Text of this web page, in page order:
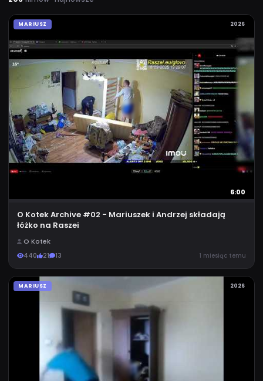
6:00
MARIUSZ 2026
O Kotek Archive #02 - Mariuszek i Andrzej składają
łóżko na Raszei
O Kotek
440
21 13 1 miesiąc temu
MARIUSZ 2026